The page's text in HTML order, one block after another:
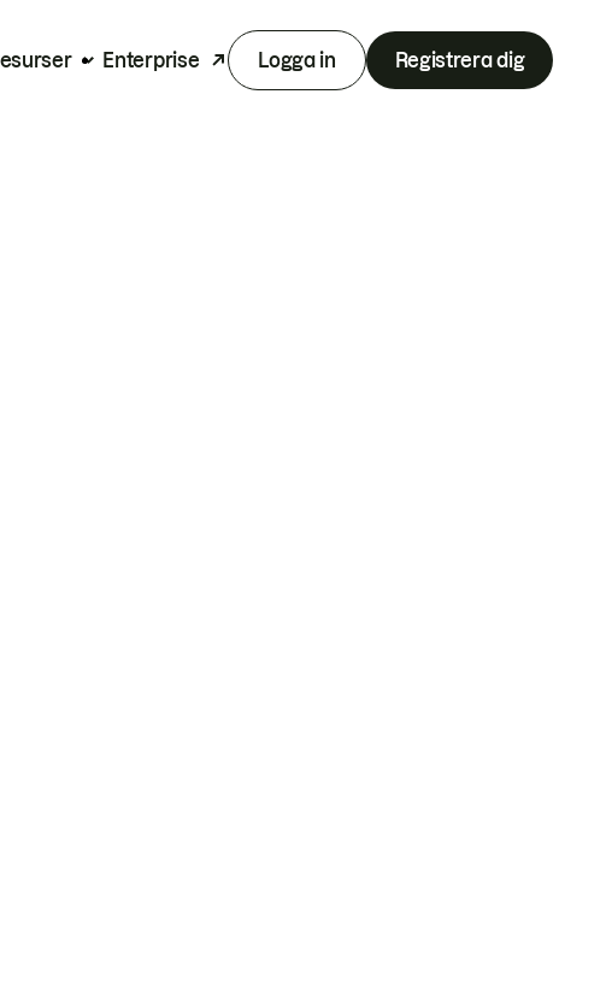
Enterprise Logga in Registrera dig